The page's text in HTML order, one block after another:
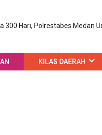
300 Hari, Polrestabes Medan
KILAS DAERAH